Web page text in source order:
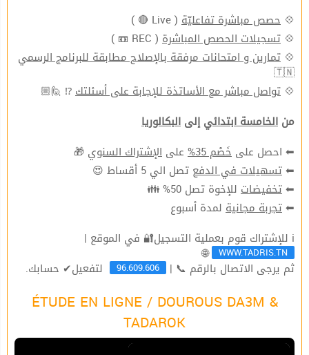
💠 حصص مباشرة تفاعليّة ( Live 🔴 )
💠 تسجيلات الحصص المباشرة ( REC 📼 )
💠 تمارين و امتحانات مرفقة بالإصلاح مطابقة للبرنامج الرسمي
🇹🇳
💠 تواصل مباشر مع الأساتذة للإجابة على أسئلتك⁉ 🙋🏼
من الخامسة ابتدائي إلى البكالوريا
⬅ احصل على خَصْم 35% على الإشتراك السنوي 🎁
⬅تسهيلات في الدفع تصل الي 5 أقساط 😍
⬅تخفيضات للإخوة تصل 50% 👪
⬅تجربة مجانية لمدة أسبوع
ℹ للإشتراك قوم بعملية التسجيل🔐 في الموقع |
WWW.TADRIS.TN
🌐
ثم يرجى الاتصال بالرقم 📞 | 96.609.606 لتفعيل✔ حسابك.
ÉTUDE EN LIGNE / DOUROUS DA3M &
TADAROK